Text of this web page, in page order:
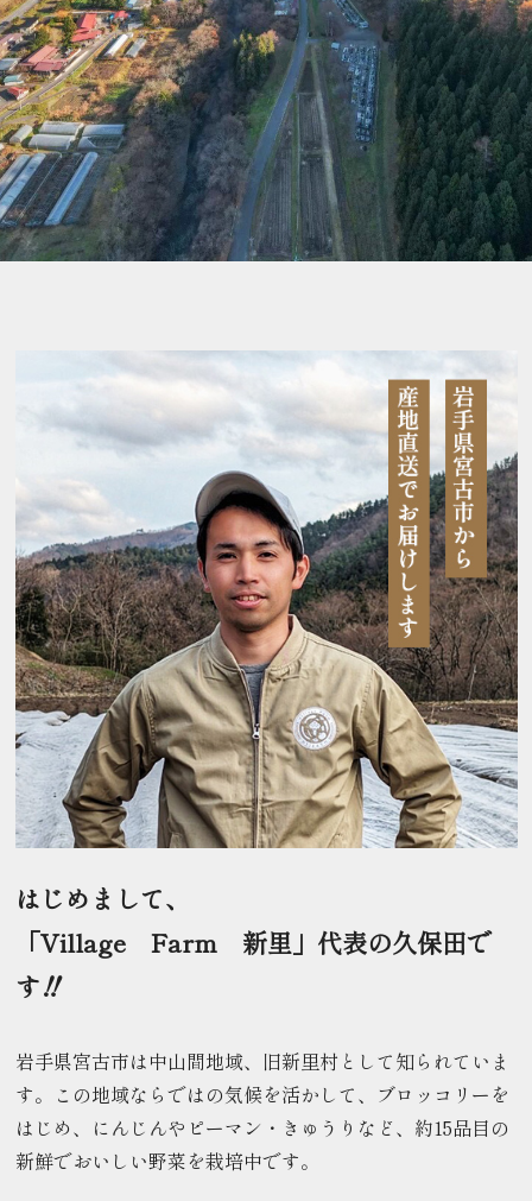
はじめまして、
「Village Farm 新里」代表の久保田で
す‼
岩手県宮古市は中山間地域、旧新里村として知られていま
す。この地域ならではの気候を活かして、ブロッコリーを
はじめ、にんじんやピーマン・きゅうりなど、約15品目の
新鮮でおいしい野菜を栽培中です。